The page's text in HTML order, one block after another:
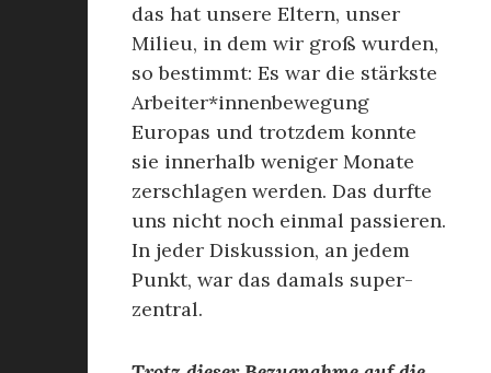
das hat unsere Eltern, unser
Milieu, in dem wir groß wurden,
so bestimmt: Es war die stärkste
Arbeiter*innenbewegung
Europas und trotzdem konnte
sie innerhalb weniger Monate
zerschlagen werden. Das durfte
uns nicht noch einmal passieren.
In jeder Diskussion, an jedem
Punkt, war das damals super-
zentral.